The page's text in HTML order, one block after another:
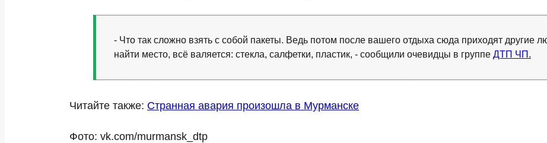
- Что так сложно взять с собой пакеты. Ведь потом после вашего отдыха сюда приходят другие
найти место, всё валяется: стекла, салфетки, пластик, - сообщили очевидцы в группе ДТП ЧП.
Читайте также: Странная авария произошла в Мурманске
Фото: vk.com/murmansk_dtp